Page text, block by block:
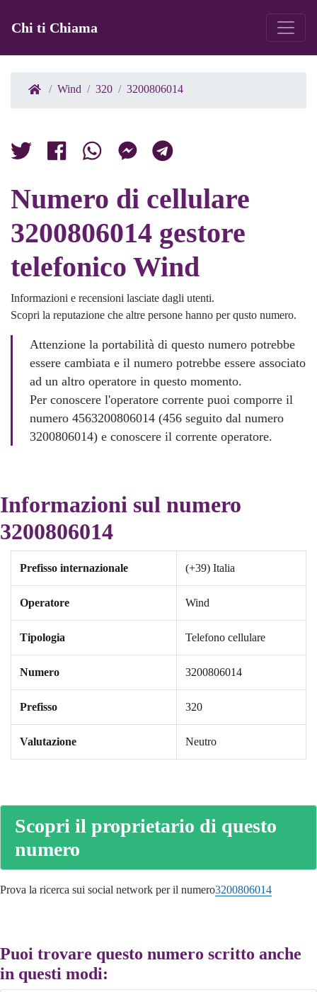
Chi ti Chiama
Wind 320 3200806014
Numero di cellulare
3200806014 gestore
telefonico Wind
Informazioni e recensioni lasciate dagli utenti.
Scopri la reputazione che altre persone hanno per qusto numero.
Attenzione la portabilità di questo numero potrebbe
essere cambiata e il numero potrebbe essere associato
ad un altro operatore in questo momento.
Per conoscere l'operatore corrente puoi comporre il
numero 4563200806014 (456 seguito dal numero
3200806014) e conoscere il corrente operatore.
Informazioni sul numero
3200806014
Prefisso internazionale (+39) Italia
Operatore Wind
Tipologia Telefono cellulare
Numero 3200806014
Prefisso 320
Valutazione Neutro
Scopri il proprietario di questo
numero
Prova la ricerca sui social network per il numero3200806014
Puoi trovare questo numero scritto anche
in questi modi: